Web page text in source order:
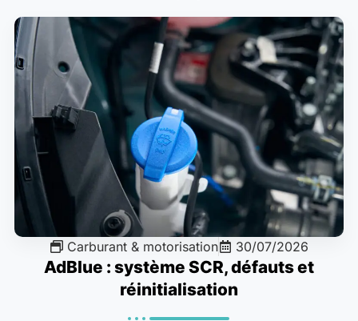
Carburant & motorisation 30/07/2026
AdBlue : système SCR, défauts et
réinitialisation